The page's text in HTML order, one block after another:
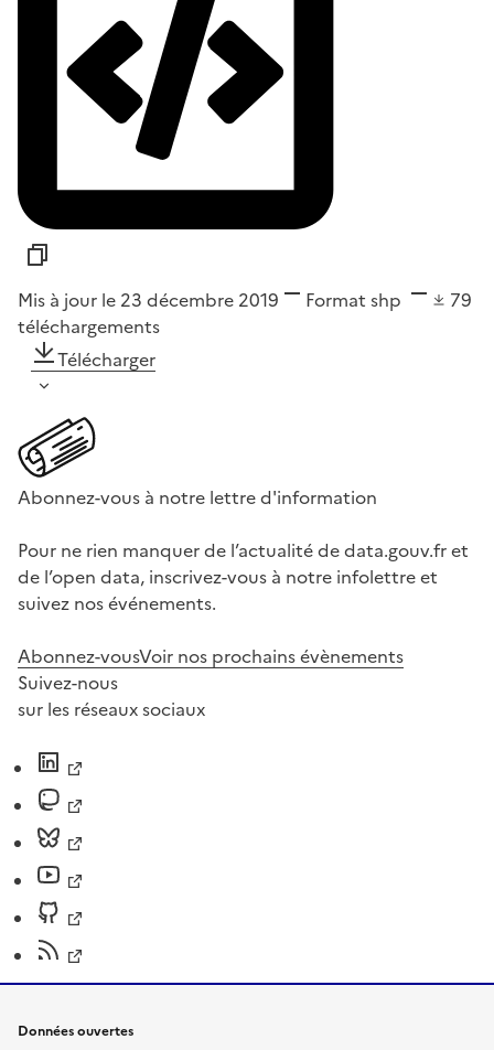
Mis à jour le 23 décembre 2019 Format shp
79
téléchargements
Télécharger
Abonnez-vous à notre lettre d'information
Pour ne rien manquer de l’actualité de data.gouv.fr et
de l’open data, inscrivez-vous à notre infolettre et
suivez nos événements.
Abonnez-vousVoir nos prochains évènements
Suivez-nous
sur les réseaux sociaux
Données ouvertes